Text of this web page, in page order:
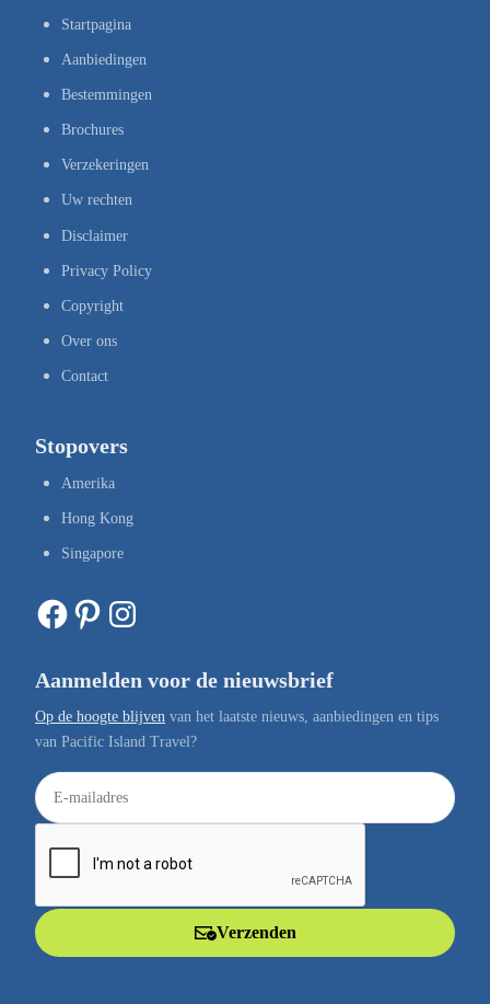
Startpagina
Aanbiedingen
Bestemmingen
Brochures
Verzekeringen
Uw rechten
Disclaimer
Privacy Policy
Copyright
Over ons
Contact
Stopovers
Amerika
Hong Kong
Singapore
Facebook Pinterest Instagram
Aanmelden voor de nieuwsbrief
Op de hoogte blijven van het laatste nieuws, aanbiedingen en tips
van Pacific Island Travel?
E
-
a
Verzenden